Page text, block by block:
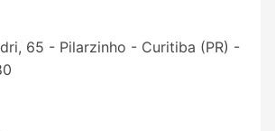
65 - Pilarzinho - Curitiba (PR) -